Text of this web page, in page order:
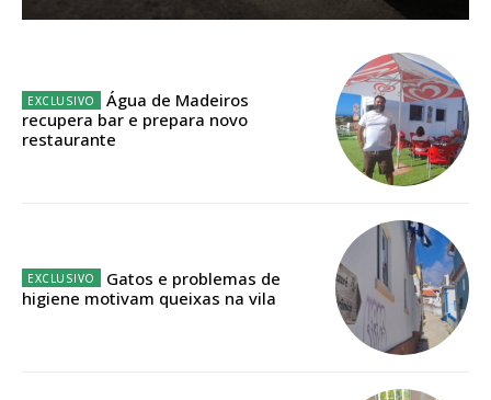
Escolha o plano de assinatura desejado:
32€
Água de Madeiros
recupera bar e prepara novo
restaurante
Gatos e problemas de
higiene motivam queixas na vila